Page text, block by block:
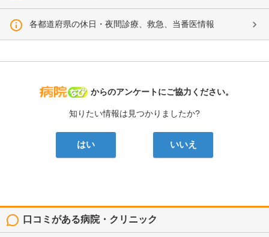
各都道府県の休日・夜間診療、救急、当番医情報
病院なび
からのアンケートにご協力ください。
知りたい情報は見つかりましたか?
はい いいえ
口コミがある病院・クリニック